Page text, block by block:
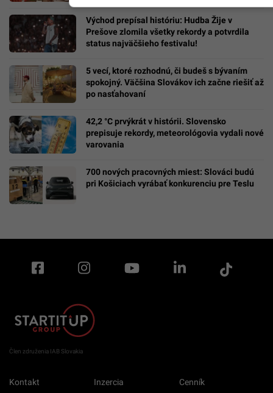
Východ prepísal históriu: Hudba Žije v
Prešove zlomila všetky rekordy a potvrdila
status najväčšieho festivalu!
5 vecí, ktoré rozhodnú, či budeš s bývaním
spokojný. Väčšina Slovákov ich začne riešiť až
po nasťahovaní
42,2 °C prvýkrát v histórii. Slovensko
prepisuje rekordy, meteorológovia vydali nové
varovania
700 nových pracovných miest: Slováci budú
pri Košiciach vyrábať konkurenciu pre Teslu
Člen združenia IAB Slovakia
Kontakt Inzercia Cenník